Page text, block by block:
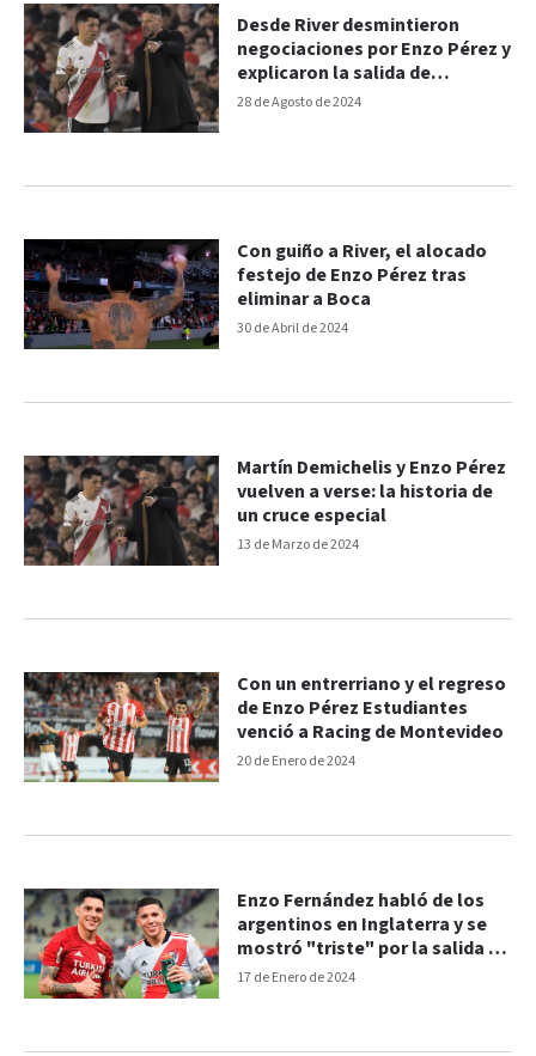
28 de Agosto de 2024
Desde River desmintieron
negociaciones por Enzo Pérez y
explicaron la salida de
Demichelis
30 de Abril de 2024
Con guiño a River, el alocado
festejo de Enzo Pérez tras
eliminar a Boca
13 de Marzo de 2024
Martín Demichelis y Enzo Pérez
vuelven a verse: la historia de
un cruce especial
20 de Enero de 2024
Con un entrerriano y el regreso
de Enzo Pérez Estudiantes
venció a Racing de Montevideo
17 de Enero de 2024
Enzo Fernández habló de los
argentinos en Inglaterra y se
mostró "triste" por la salida de
Enzo Pérez